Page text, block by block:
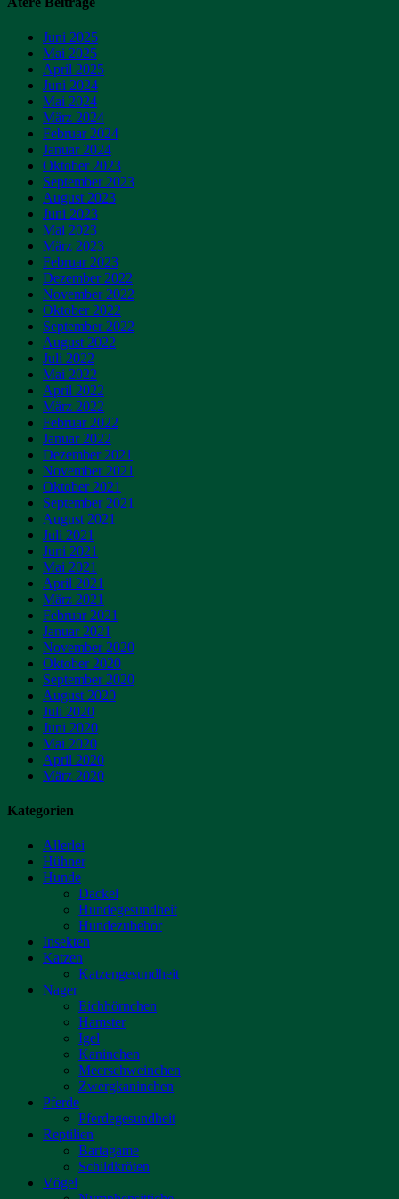
Juni 2025
Mai 2025
April 2025
Juni 2024
Mai 2024
März 2024
Februar 2024
Januar 2024
Oktober 2023
September 2023
August 2023
Juni 2023
Mai 2023
März 2023
Februar 2023
Dezember 2022
November 2022
Oktober 2022
September 2022
August 2022
Juli 2022
Mai 2022
April 2022
März 2022
Februar 2022
Januar 2022
Dezember 2021
November 2021
Oktober 2021
September 2021
August 2021
Juli 2021
Juni 2021
Mai 2021
April 2021
März 2021
Februar 2021
Januar 2021
November 2020
Oktober 2020
September 2020
August 2020
Juli 2020
Juni 2020
Mai 2020
April 2020
März 2020
Kategorien
Allerlei
Hühner
Hunde
Dackel
Hundegesundheit
Hundezubehör
Insekten
Katzen
Katzengesundheit
Nager
Eichhörnchen
Hamster
Igel
Kaninchen
Meerschweinchen
Zwergkaninchen
Pferde
Pferdegesundheit
Reptilien
Bartagame
Schildkröten
Vögel